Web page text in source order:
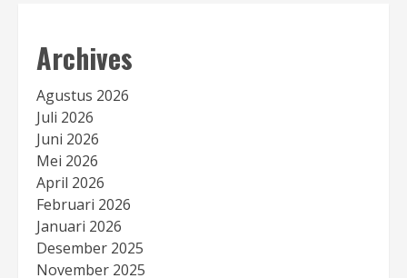
Archives
Agustus 2026
Juli 2026
Juni 2026
Mei 2026
April 2026
Februari 2026
Januari 2026
Desember 2025
November 2025